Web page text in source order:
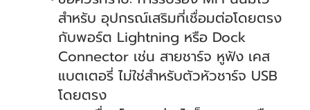
สำหรับ อุปกรณ์เสริมที่เชื่อมต่อโดยตรง
กับพอร์ต Lightning หรือ Dock
Connector เช่น สายชาร์จ หูฟัง เคส
แบตเตอรี่ ไม่ใช่สำหรับตัวหัวชาร์จ USB
โดยตรง